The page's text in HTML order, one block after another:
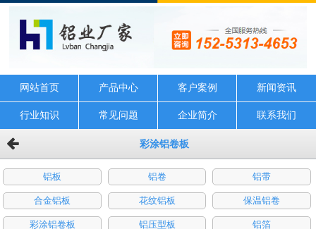
网站首页 产品中心 客户案例 新闻资讯
行业知识 常见问题 企业简介 联系我们
彩涂铝卷板
铝板 铝卷 铝带
合金铝板 花纹铝板 保温铝卷
彩涂铝卷板 铝压型板 铝箔